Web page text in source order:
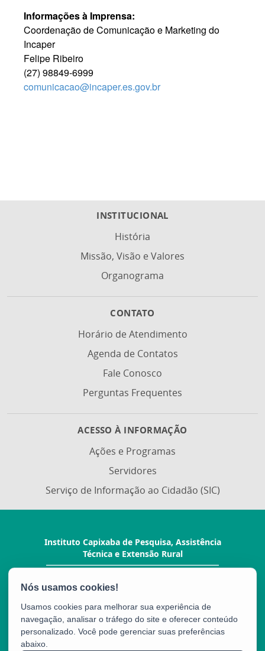
Informações à Imprensa:
Coordenação de Comunicação e Marketing do
Incaper
Felipe Ribeiro
(27) 98849-6999
comunicacao@incaper.es.gov.br
INSTITUCIONAL
História
Missão, Visão e Valores
Organograma
CONTATO
Horário de Atendimento
Agenda de Contatos
Fale Conosco
Perguntas Frequentes
ACESSO À INFORMAÇÃO
Ações e Programas
Servidores
Serviço de Informação ao Cidadão (SIC)
Instituto Capixaba de Pesquisa, Assistência
Técnica e Extensão Rural
CEP: 29052-010 - Vitória / ES
Usamos cookies para melhorar sua experiência de
navegação, analisar o tráfego do site e oferecer conteúdo
personalizado. Você pode gerenciar suas preferências
abaixo.